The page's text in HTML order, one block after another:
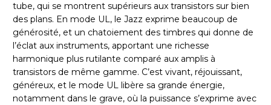
tube, qui se montrent supérieurs aux transistors sur bien
des plans. En mode UL, le Jazz exprime beaucoup de
générosité, et un chatoiement des timbres qui donne de
l’éclat aux instruments, apportant une richesse
harmonique plus rutilante comparé aux amplis à
transistors de même gamme. C’est vivant, réjouissant,
généreux, et le mode UL libère sa grande énergie,
notamment dans le grave, où la puissance s’exprime avec